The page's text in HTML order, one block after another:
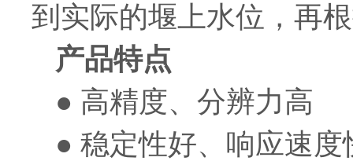
到实际的堰上水位，再
产品特点
● 高精度、分辨力高
● 稳定性好、响应速度